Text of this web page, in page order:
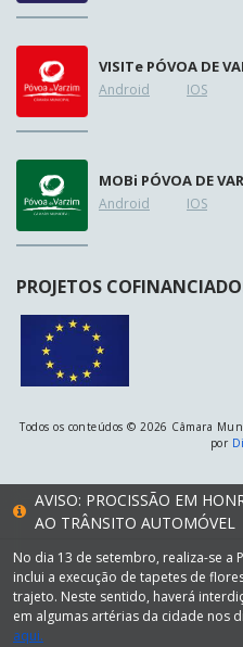
VISITe PÓVOA DE
Android IOS
MOBi PÓVOA DE
Android IOS
PROJETOS
Todos os conteúdos © 2026 Câmara
por
AVISO: PROCISSÃO EM
AO TRÂNSITO AUTOMÓVEL
No dia 13 de setembro, realiza-se a
inclui a execução de tapetes de
trajeto. Neste sentido, haverá
em algumas artérias da cidade nos
aqui.